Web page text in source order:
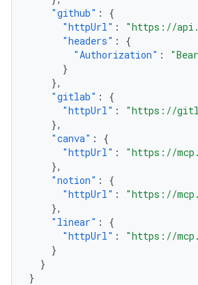
"github" :
{
"httpUrl" :
"https://
"headers" :
{
"Authorization" :
}
},
"gitlab" :
{
"httpUrl" :
"https://
},
"canva" :
{
"httpUrl" :
"https://
},
"notion" :
{
"httpUrl" :
"https://
},
"linear" :
{
"httpUrl" :
"https://
}
}
}